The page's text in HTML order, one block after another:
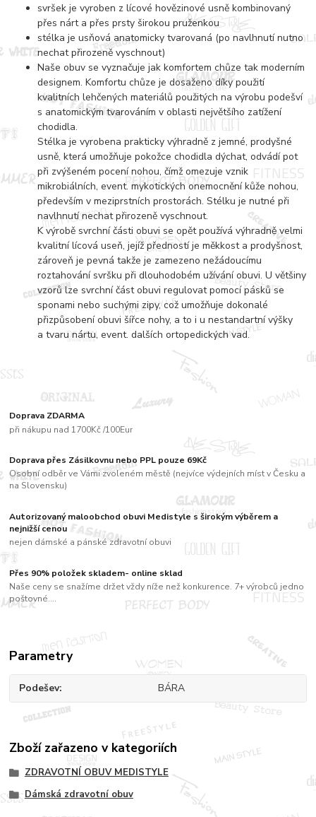
Doprava ZDARMA
při nákupu nad 1700Kč /100Eur
Doprava přes Zásilkovnu nebo PPL pouze 69Kč
Osobní odběr ve Vámi zvoleném městě (nejvíce výdejních míst v Česku a
na Slovensku)
Autorizovaný maloobchod obuvi Medistyle s širokým výběrem a
nejnižší cenou
nejen dámské a pánské zdravotní obuvi
Přes 90% položek skladem- online sklad
Naše ceny se snažíme držet vždy níže než konkurence. 7+ výrobců jedno
poštovné....
svršek je vyroben z lícové hovězinové usně kombinovaný
přes nárt a přes prsty širokou pruženkou
stélka je usňová anatomicky tvarovaná (po navlhnutí nutno
nechat přirozeně vyschnout)
Naše obuv se vyznačuje jak komfortem chůze tak moderním
designem. Komfortu chůze je dosaženo díky použití
kvalitních lehčených materiálů použitých na výrobu podešví
s anatomickým tvarováním v oblasti největšího zatížení
chodidla.
Stélka je vyrobena prakticky výhradně z jemné, prodyšné
usně, která umožňuje pokožce chodidla dýchat, odvádí pot
při zvýšeném pocení nohou, čímž omezuje vznik
mikrobiálních, event. mykotických onemocnění kůže nohou,
především v meziprstních prostorách. Stélku je nutné při
navlhnutí nechat přirozeně vyschnout.
K výrobě svrchní části obuvi se opět používá výhradně velmi
kvalitní lícová useň, jejíž předností je měkkost a prodyšnost,
zároveň je pevná takže je zamezeno nežádoucímu
roztahování svršku při dlouhodobém užívání obuvi. U většiny
vzorů lze svrchní část obuvi regulovat pomocí pásků se
sponami nebo suchými zipy, což umožňuje dokonalé
přizpůsobení obuvi šířce nohy, a to i u nestandartní výšky
a tvaru nártu, event. dalších ortopedických vad.
Parametry
Podešev BÁRA
Zboží zařazeno v kategoriích
ZDRAVOTNÍ OBUV MEDISTYLE
Dámská zdravotní obuv